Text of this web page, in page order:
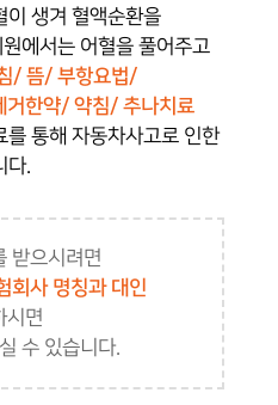
이 생겨 혈액순환을
에서는 어혈을 풀어주고
/ 뜸/ 부항요법/
거한약/ 약침/ 추나치료
를 통해 자동차사고로 인한
다.
받으시려면
회사 명칭과 대인
시면
수 있습니다.